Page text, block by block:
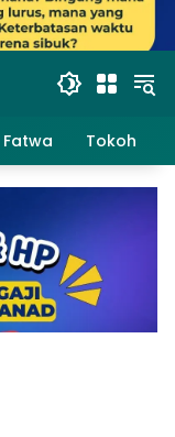
Fatwa Tokoh